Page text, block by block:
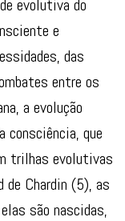
evolutiva do
e
das
entre os
a evolução
consciência, que
trilhas evolutivas
de Chardin (5), as
são nascidas,